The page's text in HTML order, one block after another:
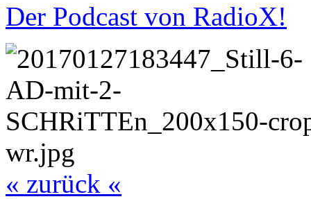
Der Podcast von RadioX!
« zurück «